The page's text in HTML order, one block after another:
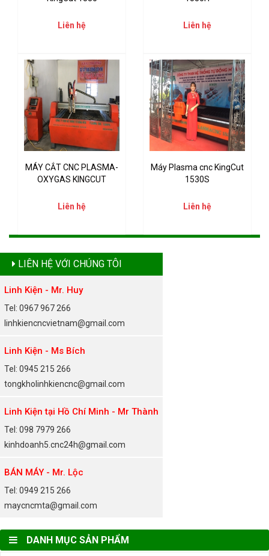
Liên hệ Liên hệ
MÁY CẮT CNC PLASMA-
OXYGAS KINGCUT
Liên hệ
Máy Plasma cnc KingCut
1530S
Liên hệ
LIÊN HỆ VỚI CHÚNG TÔI
Linh Kiện - Mr. Huy
Tel: 0967 967 266
linhkiencncvietnam@gmail.com
Linh Kiện - Ms Bích
Tel: 0945 215 266
tongkholinhkiencnc@gmail.com
Linh Kiện tại Hồ Chí Minh - Mr Thành
Tel: 098 7979 266
kinhdoanh5.cnc24h@gmail.com
BÁN MÁY - Mr. Lộc
Tel: 0949 215 266
maycncmta@gmail.com
DANH MỤC SẢN PHẨM